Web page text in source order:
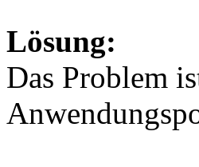
Lösung:
Das Problem